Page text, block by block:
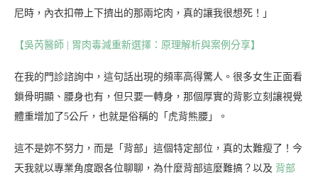
尼時，內衣扣帶上下擠出的那兩坨肉，真的讓我很想死！」
【吳芮醫師 | 胃肉毒減重新選擇：原理解析與案例分享】
在我的門診諮詢中，這句話出現的頻率高得驚人。很多女生正面看
鎖骨明顯、腰身也有，但只要一轉身，那個厚實的背影立刻讓視覺
體重增加了5公斤，也就是俗稱的「虎背熊腰」。
這不是妳不努力，而是「背部」這個特定部位，真的太難瘦了！今
天我就以專業角度跟各位聊聊，為什麼背部這麼難搞？以及 背部